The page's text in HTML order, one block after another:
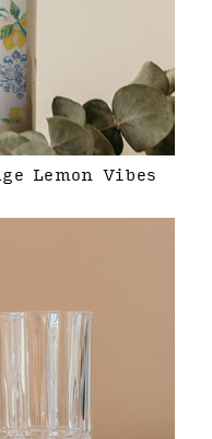
Lemon Vibes